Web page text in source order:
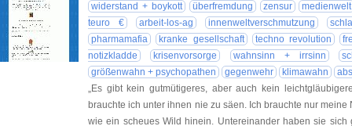
widerstand + boykott
überfremdung zensur
medienwelt
teuro €
arbeit-los-ag innenweltverschmutzung
pharmamafia
kranke gesellschaft techno revolution
notizkladde
krisenvorsorge wahnsinn + irrsinn
größenwahn + psychopathen
gegenwehr klimawahn
„Es gibt kein gutmütigeres, aber auch kein
brauchte ich unter ihnen nie zu säen. Ich brauchte nur
wie ein scheues Wild hinein. Untereinander haben sie